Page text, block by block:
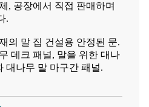
, 공장에서 직접 판매하며
.
의 말 집 건설용 안정된 문.
데크 패널, 말을 위한 대나
대나무 말 마구간 패널.